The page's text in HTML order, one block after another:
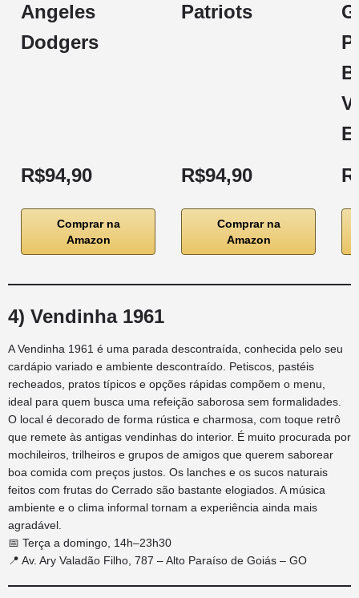
Angeles
Dodgers
R$94,90
Comprar na
Amazon
Patriots
R$94,90
Comprar na
Amazon
4) Vendinha 1961
A Vendinha 1961 é uma parada descontraída, conhecida pelo seu
cardápio variado e ambiente descontraído. Petiscos, pastéis
recheados, pratos típicos e opções rápidas compõem o menu,
ideal para quem busca uma refeição saborosa sem formalidades.
O local é decorado de forma rústica e charmosa, com toque retrô
que remete às antigas vendinhas do interior. É muito procurada por
mochileiros, trilheiros e grupos de amigos que querem saborear
boa comida com preços justos. Os lanches e os sucos naturais
feitos com frutas do Cerrado são bastante elogiados. A música
ambiente e o clima informal tornam a experiência ainda mais
agradável.
📅 Terça a domingo, 14h–23h30
📍 Av. Ary Valadão Filho, 787 – Alto Paraíso de Goiás – GO